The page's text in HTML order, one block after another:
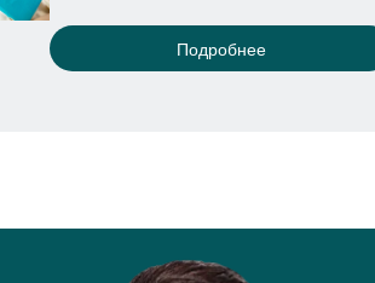
Подробнее